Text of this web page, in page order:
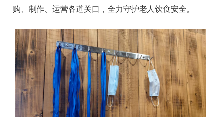
购、制作、运营各道关口，全力守护老人饮食安全。